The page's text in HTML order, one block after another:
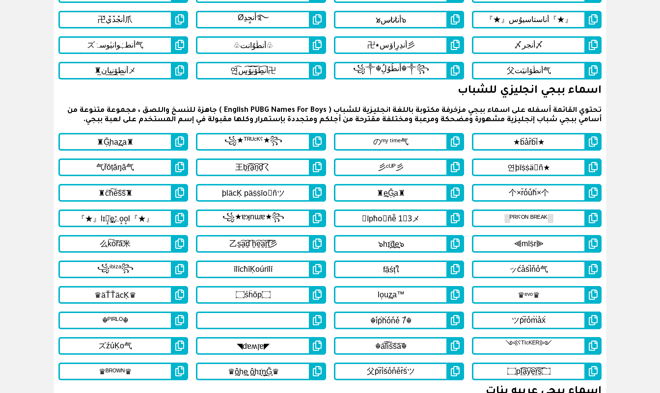
اسماء ببجي انجليزي للشباب
تحتوي القائمة أسفله على اسماء ببجي مزخرفة مكتوبة باللغة انجليزية للشباب ( English PUBG Names For Boys ) جاهزة للنسخ واللصق ، مجموعة متنوعة من
أسامي ببجي شباب إنجليزية مشهورة ومضحكة ومرعبة ومختلفة مقترحة من أجلكم ومتجددة بإستمرار وكلها مقبولة في إسم المستخدم على لعبة ببجي.